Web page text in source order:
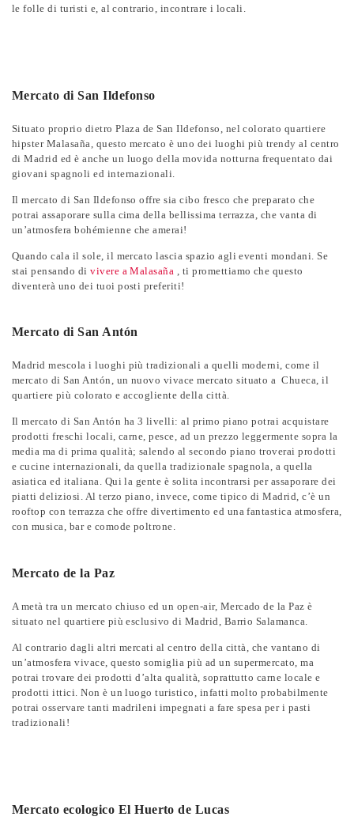
le folle di turisti e, al contrario, incontrare i locali.
Mercato di San Ildefonso
Situato proprio dietro Plaza de San Ildefonso, nel colorato quartiere
hipster Malasaña, questo mercato è uno dei luoghi più trendy al centro
di Madrid ed è anche un luogo della movida notturna frequentato dai
giovani spagnoli ed internazionali.
Il mercato di San Ildefonso offre sia cibo fresco che preparato che
potrai assaporare sulla cima della bellissima terrazza, che vanta di
un’atmosfera bohémienne che amerai!
Quando cala il sole, il mercato lascia spazio agli eventi mondani. Se
stai pensando divivere a Malasaña , ti promettiamo che questo
diventerà uno dei tuoi posti preferiti!
Mercato di San Antón
Madrid mescola i luoghi più tradizionali a quelli moderni, come il
mercato di San Antón, un nuovo vivace mercato situato a Chueca, il
quartiere più colorato e accogliente della città.
Il mercato di San Antón ha 3 livelli: al primo piano potrai acquistare
prodotti freschi locali, carne, pesce, ad un prezzo leggermente sopra la
media ma di prima qualità; salendo al secondo piano troverai prodotti
e cucine internazionali, da quella tradizionale spagnola, a quella
asiatica ed italiana. Qui la gente è solita incontrarsi per assaporare dei
piatti deliziosi. Al terzo piano, invece, come tipico di Madrid, c’è un
rooftop con terrazza che offre divertimento ed una fantastica atmosfera,
con musica, bar e comode poltrone.
Mercato de la Paz
A metà tra un mercato chiuso ed un open-air, Mercado de la Paz è
situato nel quartiere più esclusivo di Madrid, Barrio Salamanca.
Al contrario dagli altri mercati al centro della città, che vantano di
un’atmosfera vivace, questo somiglia più ad un supermercato, ma
potrai trovare dei prodotti d’alta qualità, soprattutto carne locale e
prodotti ittici. Non è un luogo turistico, infatti molto probabilmente
potrai osservare tanti madrileni impegnati a fare spesa per i pasti
tradizionali!
Mercato ecologico El Huerto de Lucas